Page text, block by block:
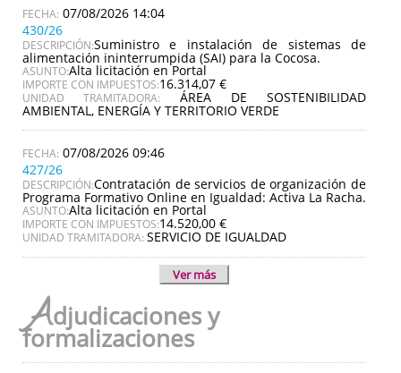
07/08/2026 14:04
430/26
DESCRIPCIÓN:Suministro e instalación de sistemas de
alimentación ininterrumpida (SAI) para la Cocosa.
ASUNTO:Alta licitación en Portal
IMPORTE CON IMPUESTOS:16.314,07 €
UNIDAD TRAMITADORA: ÁREA DE SOSTENIBILIDAD
AMBIENTAL, ENERGÍA Y TERRITORIO VERDE
07/08/2026 09:46
427/26
DESCRIPCIÓN:Contratación de servicios de organización de
Programa Formativo Online en Igualdad: Activa La Racha.
ASUNTO:Alta licitación en Portal
IMPORTE CON IMPUESTOS:14.520,00 €
UNIDAD TRAMITADORA: SERVICIO DE IGUALDAD
Ver más
Adjudicaciones y
formalizaciones